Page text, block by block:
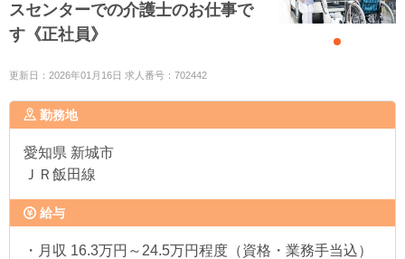
スセンターでの介護士のお仕事で
す《正社員》
更新日：2026年01月16日 求人番号：702442
勤務地
愛知県 新城市
ＪＲ飯田線
給与
・月収 16.3万円～24.5万円程度（資格・業務手当込）